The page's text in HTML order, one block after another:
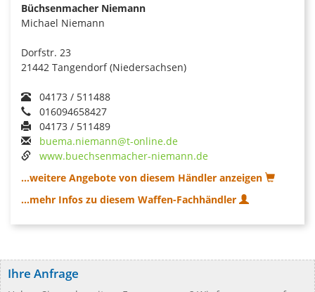
Büchsenmacher Niemann
Michael Niemann
Dorfstr. 23
21442 Tangendorf (Niedersachsen)
04173 / 511488
016094658427
04173 / 511489
buema.niemann@t-online.de
www.buechsenmacher-niemann.de
...weitere Angebote von diesem Händler anzeigen
...mehr Infos zu diesem Waffen-Fachhändler
Ihre Anfrage